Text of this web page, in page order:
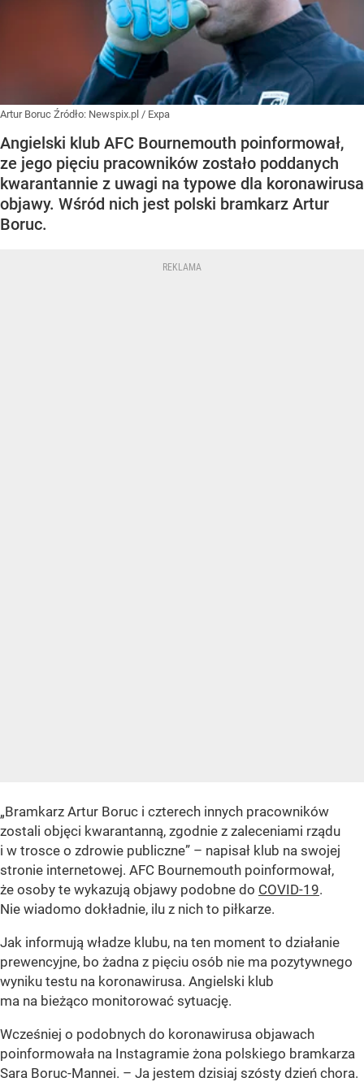
Artur Boruc Źródło: Newspix.pl / Expa
Angielski klub AFC Bournemouth poinformował,
ze jego pięciu pracowników zostało poddanych
kwarantannie z uwagi na typowe dla koronawirusa
objawy. Wśród nich jest polski bramkarz Artur
Boruc.
„Bramkarz Artur Boruc i czterech innych pracowników
zostali objęci kwarantanną, zgodnie z zaleceniami rządu
i w trosce o zdrowie publiczne” – napisał klub na swojej
stronie internetowej. AFC Bournemouth poinformował,
że osoby te wykazują objawy podobne do COVID-19.
Nie wiadomo dokładnie, ilu z nich to piłkarze.
Jak informują władze klubu, na ten moment to działanie
prewencyjne, bo żadna z pięciu osób nie ma pozytywnego
wyniku testu na koronawirusa. Angielski klub
ma na bieżąco monitorować sytuację.
Wcześniej o podobnych do koronawirusa objawach
poinformowała na Instagramie żona polskiego bramkarza
Sara Boruc-Mannei. – Ja jestem dzisiaj szósty dzień chora.